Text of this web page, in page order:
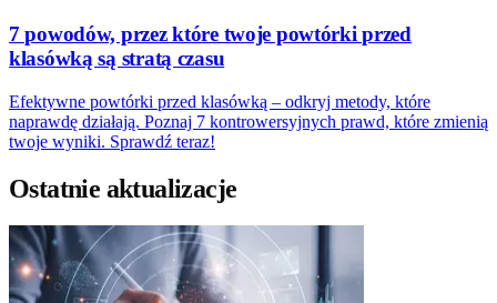
7 powodów, przez które twoje powtórki przed
klasówką są stratą czasu
Efektywne powtórki przed klasówką – odkryj metody, które
naprawdę działają. Poznaj 7 kontrowersyjnych prawd, które zmienią
twoje wyniki. Sprawdź teraz!
Ostatnie aktualizacje